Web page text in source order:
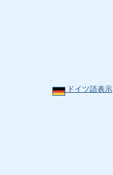
ドイツ語表示